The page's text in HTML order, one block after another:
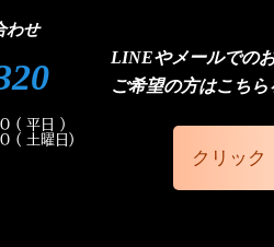
わせ
( 平日 )
( 土曜日)
LINEやメールでの
ご希望の方はこちら
クリック